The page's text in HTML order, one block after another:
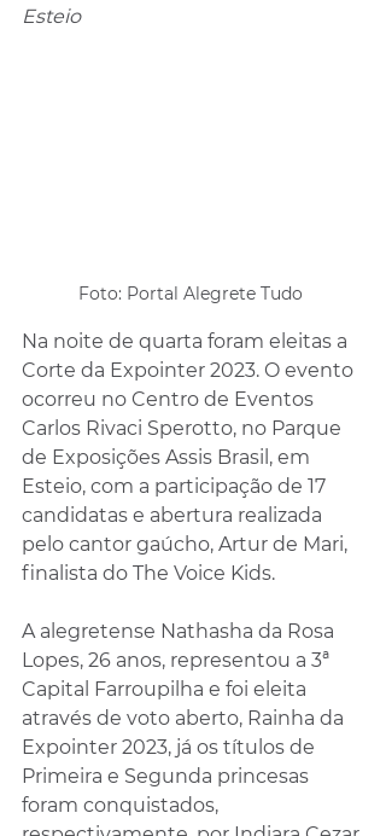
Esteio
Foto: Portal Alegrete Tudo
Na noite de quarta foram eleitas a
Corte da Expointer 2023. O evento
ocorreu no Centro de Eventos
Carlos Rivaci Sperotto, no Parque
de Exposições Assis Brasil, em
Esteio, com a participação de 17
candidatas e abertura realizada
pelo cantor gaúcho, Artur de Mari,
finalista do The Voice Kids.
A alegretense Nathasha da Rosa
Lopes, 26 anos, representou a 3ª
Capital Farroupilha e foi eleita
através de voto aberto, Rainha da
Expointer 2023, já os títulos de
Primeira e Segunda princesas
foram conquistados,